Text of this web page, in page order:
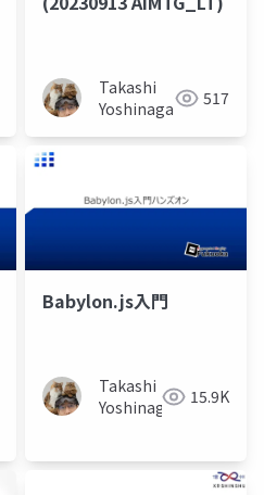
Takashi
Yoshinaga
517
Babylon.js入門
Takashi
Yoshinaga
15.9K